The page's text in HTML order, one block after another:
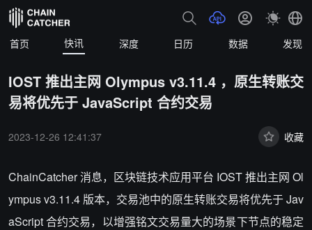
首页 快讯 深度 日历 数据 发现
IOST 推出主网 Olympus v3.11.4 ，原生转账交
易将优先于 JavaScript 合约交易
2023-12-26 12:41:37 收藏
ChainCatcher 消息，区块链技术应用平台 IOST 推出主网 Ol
ympus v3.11.4 版本，交易池中的原生转账交易将优先于 Jav
aScript 合约交易，以增强铭文交易量大的场景下节点的稳定